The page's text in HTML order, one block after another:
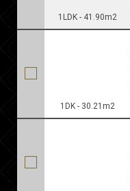
1LDK - 41.90m2
1DK - 30.21m2